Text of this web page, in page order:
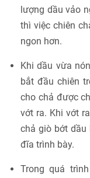
lượng dầu vảo
thì việc chiên
ngon hơn.
Khi dầu vừa
bắt đầu chiên
cho chả được
vớt ra. Khi vớt
chả giò bớt dầu
đĩa trình bày.
Trong quá